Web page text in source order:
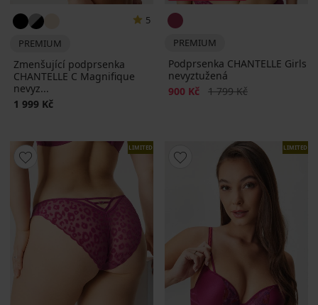
5
PREMIUM
Zmenšující podprsenka
CHANTELLE C Magnifique
nevyz...
1 999 Kč
PREMIUM
Podprsenka CHANTELLE Girls
nevyztužená
Sleva
900 Kč Původní cena
1 799 Kč
LIMITED LIMITED